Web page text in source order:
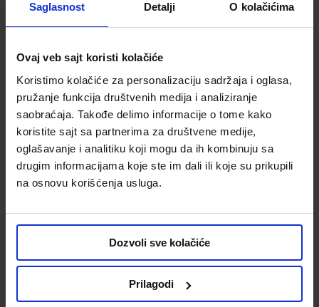
Saglasnost Detalji O kolačićima
Ovaj veb sajt koristi kolačiće
Koristimo kolačiće za personalizaciju sadržaja i oglasa,
pružanje funkcija društvenih medija i analiziranje
saobraćaja. Takođe delimo informacije o tome kako
koristite sajt sa partnerima za društvene medije,
oglašavanje i analitiku koji mogu da ih kombinuju sa
drugim informacijama koje ste im dali ili koje su prikupili
na osnovu korišćenja usluga.
Dozvoli sve kolačiće
Prilagodi
Cena po artiklu Cena po artiklu
Kod:g1prima11
Kod:g1pratico3
Cena po artiklu
Uporediti